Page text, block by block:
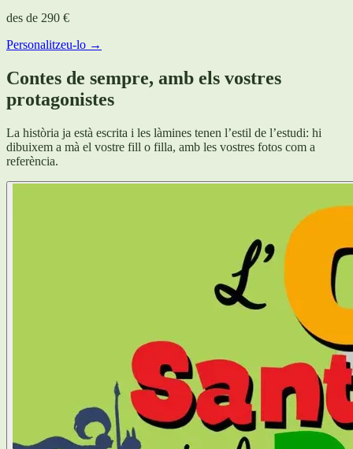
des de 290 €
Personalitzeu-lo →
Contes de sempre, amb els vostres
protagonistes
La història ja està escrita i les làmines tenen l’estil de l’estudi: hi
dibuixem a mà el vostre fill o filla, amb les vostres fotos com a
referència.